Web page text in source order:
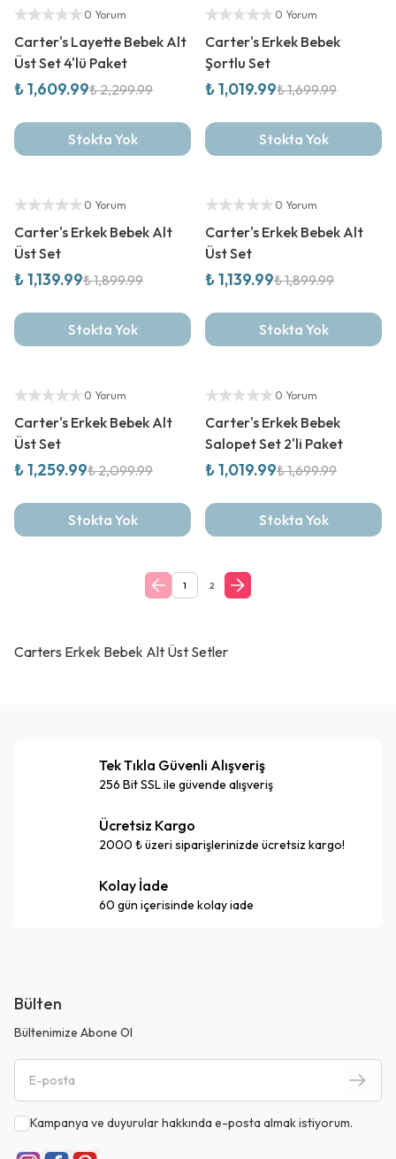
Yetkili Satıcı
0 Yorum
Carter's Layette Bebek Alt
Üst Set 4'lü Paket
₺ 1,609.99₺ 2,299.99
Stokta Yok
Yetkili Satıcı
0 Yorum
Carter's Erkek Bebek
Şortlu Set
₺ 1,019.99₺ 1,699.99
Stokta Yok
Yetkili Satıcı
0 Yorum
Carter's Erkek Bebek Alt
Üst Set
₺ 1,139.99₺ 1,899.99
Stokta Yok
Yetkili Satıcı
0 Yorum
Carter's Erkek Bebek Alt
Üst Set
₺ 1,139.99₺ 1,899.99
Stokta Yok
Yetkili Satıcı
0 Yorum
Carter's Erkek Bebek Alt
Üst Set
₺ 1,259.99₺ 2,099.99
Stokta Yok
Yetkili Satıcı
0 Yorum
Carter's Erkek Bebek
Salopet Set 2'li Paket
₺ 1,019.99₺ 1,699.99
Stokta Yok
1 2
Carters Erkek Bebek Alt Üst Setler
Tek Tıkla Güvenli Alışveriş
256 Bit SSL ile güvende alışveriş
Ücretsiz Kargo
2000 ₺ üzeri siparişlerinizde ücretsiz kargo!
Kolay İade
60 gün içerisinde kolay iade
Bülten
Bültenimize Abone Ol
Kampanya ve duyurular hakkında e-posta almak istiyorum.